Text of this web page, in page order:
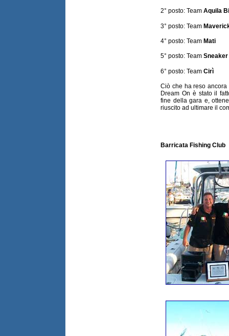
2° posto: Team Aquila
3° posto: Team
4° posto: Team Mati
5° posto: Team Sneaker
6° posto: Team Cirì
Ciò che ha reso
Dream On è stato il
fine della gara e,
riuscito ad ultimare il
Barricata Fishing Club